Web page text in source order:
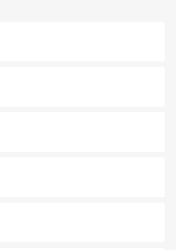
元の風情を楽しめる外せないスポット